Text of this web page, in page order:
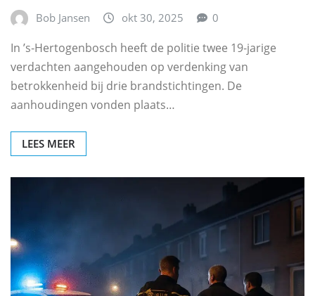
Bob Jansen okt 30, 2025 0
In ’s‑Hertogenbosch heeft de politie twee 19‑jarige
verdachten aangehouden op verdenking van
betrokkenheid bij drie brandstichtingen. De
aanhoudingen vonden plaats…
LEES MEER